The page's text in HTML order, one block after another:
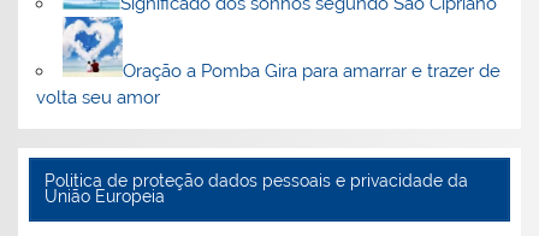
Oração a Pomba Gira para amarrar e trazer de
volta seu amor
Politica de proteção dados pessoais e privacidade da
União Europeia